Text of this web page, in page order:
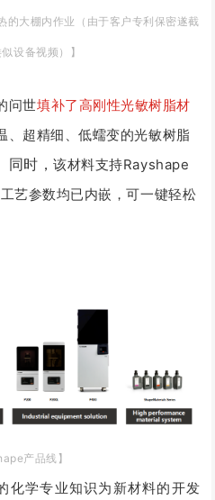
的大棚内作业 （由于客户专利保密遂截
设备视频）】
问世填补了高刚性光敏树脂材
、超精细、低蠕变的光敏树脂
同时，该材料支持Rayshape
艺参数均已内嵌，可一键轻松
产品线】
化学专业知识为新材料的开发